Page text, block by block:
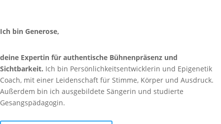
Ich bin Generose,
deine Expertin für authentische Bühnenpräsenz und
Sichtbarkeit. Ich bin Persönlichkeitsentwicklerin und Epigenetik
Coach, mit einer Leidenschaft für Stimme, Körper und Ausdruck.
Außerdem bin ich ausgebildete Sängerin und studierte
Gesangspädagogin.